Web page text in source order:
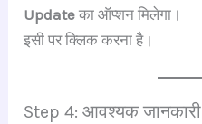
Update का ऑप्शन मिलेगा।
इसी पर क्लिक करना है।
Step 4: आवश्यक